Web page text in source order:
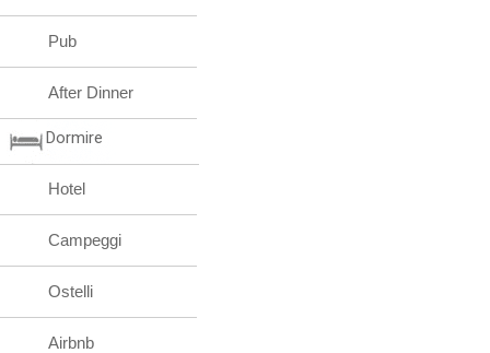
Pub
After Dinner
Dormire
Hotel
Campeggi
Ostelli
Airbnb